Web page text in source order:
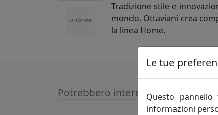
Tradizione stile e
mondo. Ottaviani crea
la linea Home.
Potrebbero interessarti
Le tue
Questo
informazioni